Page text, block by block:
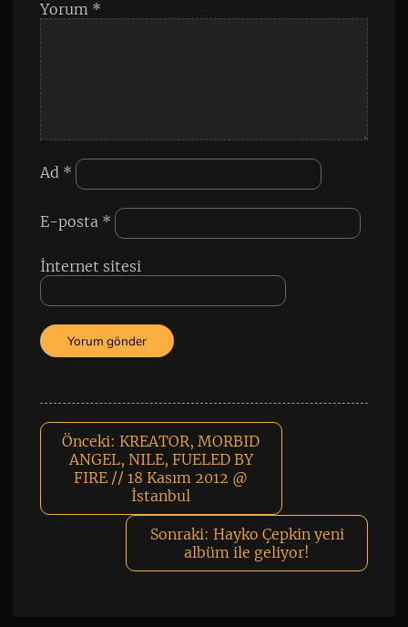
Yorum *
Ad *
E-posta *
İnternet sitesi
Önceki: KREATOR, MORBID
ANGEL, NILE, FUELED BY
FIRE // 18 Kasım 2012 @
İstanbul
Sonraki: Hayko Çepkin yeni
albüm ile geliyor!